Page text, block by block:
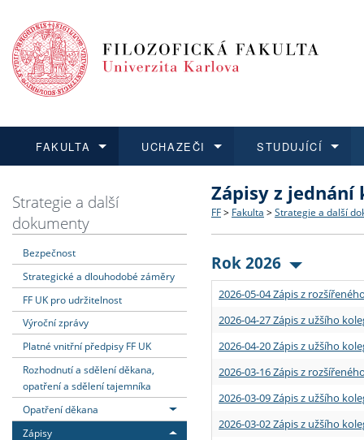
FAKULTA
Dozvědět se více
Struktura a historie
Strategie a další
Podpora a benefity pro
Absolventi fakulty
UCHAZEČI
Podat přihlášku
Co studovat a jak se
Učitelské studijní
Informace k průběhu
STUDUJÍCÍ
Dozvědět se více
Bakalářské a magisterské
Doktorské studium
Rigorózní řízení
Dozvědět se více
O vědě a výzkumu na FF
Akademické kvalifikace
Granty a projekty
Dozvědět se více
Aktuální nabídky a
Vyjíždějící studenti
Přijíždějící studenti
Vyjíždějící zaměstnanci
Strategie a další
dokumenty
Bezpečnost
Strategické a dlouhodobé záměry
FF UK pro udržitelnost
Výroční zprávy
Platné vnitřní předpisy FF UK
Rozhodnutí a sdělení děkana,
opatření a sdělení tajemníka
Opatření děkana
Zápisy
Zápisy z jednání
FF > Fakulta > Strategie a další
Rok 2026
2026-05-04 Zápis z
2026-04-27 Zápis z užšího
2026-04-20 Zápis z užšího
2026-03-16 Zápis z
2026-03-09 Zápis z užšího
2026-03-02 Zápis z užšího